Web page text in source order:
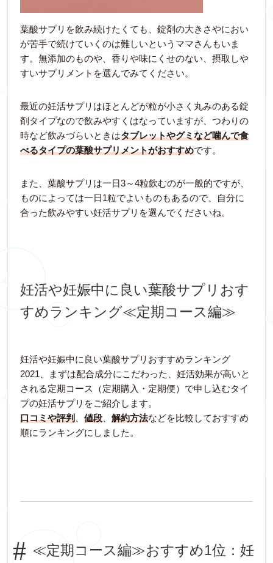
葉酸サプリを飲み続けたくても、錠剤の大きさやにおい
が苦手で続けていくのは難しいというママさんもいま
す。無添加のものや、香りや味にくせのない、摂取しや
すいサプリメントを選んでみてください。
最近の妊活サプリはほとんどが粒が小さく丸みのある錠
剤タイプなので飲みやすくはなっていますが、つわりの
時など飲みづらいときはタブレットやグミなど噛んで食
べるタイプの葉酸サプリメントがおすすめです。
また、葉酸サプリは一日3～4粒飲むのが一般的ですが、
ものによっては一日1粒でよいものもあるので、自分に
合った飲みやすい妊活サプリを選んでくださいね。
妊活や妊娠中に良い葉酸サプリおす
すめランキング≪定期コース編≫
妊活や妊娠中に良い葉酸サプリおすすめランキング
2021、まずは配合成分にこだわった、妊活効果が高いと
される定期コース（定期購入・定期便）で申し込むタイ
プの妊活サプリをご紹介します。
口コミや評判
値段 解約方法などを比較しておすすめ
順にランキングにしました。
≪定期コース編≫おすすめ1位：妊